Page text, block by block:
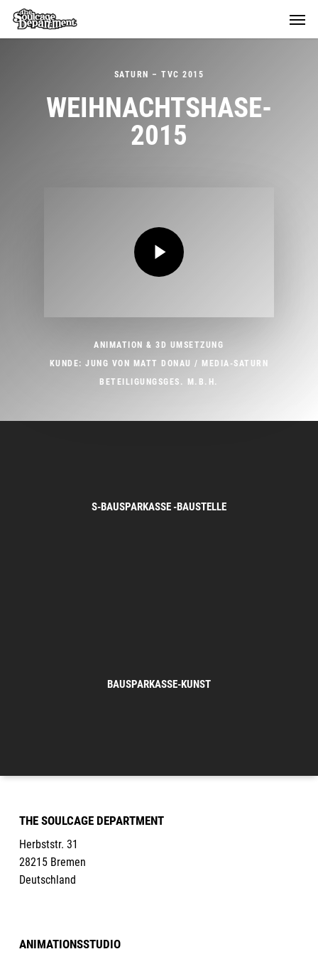
Skip
SATURN –TVC 2015
WEIHNACHTSHASE-
2015
Play Video
ANIMATION & 3D UMSETZUNG
KUNDE: JUNG VON MATT DONAU / MEDIA-SATURN
BETEILIGUNGSGES. M.B.H.
S-BAUSPARKASSE -BAUSTELLE
BAUSPARKASSE-KUNST
THE SOULCAGE DEPARTMENT
Herbststr. 31
28215 Bremen
Deutschland
ANIMATIONSSTUDIO